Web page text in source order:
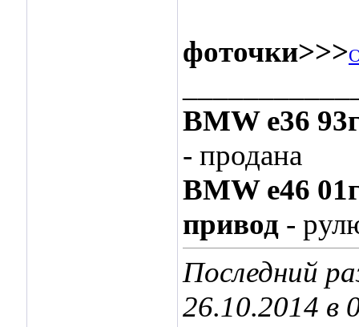
фоточки>>>
BMW e36
- продана
BMW e46
привод -
Последний
26.10.2014 в